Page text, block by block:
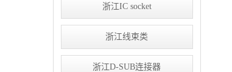
浙江IC socket
浙江线束类
浙江D-SUB连接器